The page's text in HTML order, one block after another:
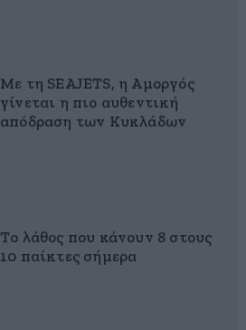
Με τη SEAJETS, η Αμοργός
γίνεται η πιο αυθεντική
απόδραση των Κυκλάδων
Το λάθος που κάνουν 8 στους
10 παίκτες σήμερα